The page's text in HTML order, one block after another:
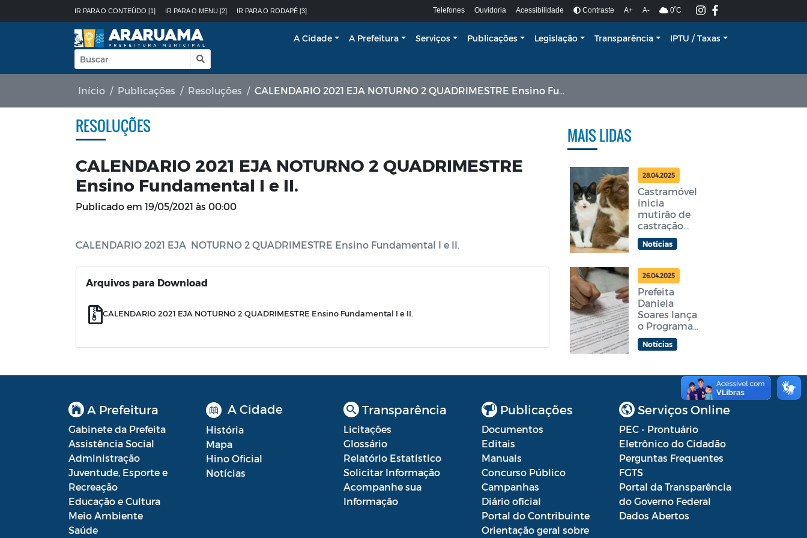
IR PARA O CONTEÚDO [1] IR PARA O MENU [2] IR PARA O RODAPÉ [3] Telefones Ouvidoria Acessibilidade Contraste A+ A- 0ºC
A Cidade A Prefeitura Serviços Publicações Legislação Transparência IPTU / Taxas
Início Publicações Resoluções CALENDARIO 2021 EJA NOTURNO 2 QUADRIMESTRE Ensino Fundamental I e II.
RESOLUÇÕES
CALENDARIO 2021 EJA NOTURNO 2 QUADRIMESTRE
Ensino Fundamental I e II.
Publicado em 19/05/2021 às 00:00
CALENDARIO 2021 EJA NOTURNO 2 QUADRIMESTRE Ensino Fundamental I e II.
Arquivos para Download
CALENDARIO 2021 EJA NOTURNO 2 QUADRIMESTRE Ensino Fundamental I e II.
MAIS LIDAS
28.04.2025
Castramóvel
inicia
mutirão de
castração
gratuita em
Araruama
feira
Notícias
26.04.2025
Prefeita
Daniela
Soares lança
o Programa
Araruama
Aprender +
Notícias
A Prefeitura
Gabinete da Prefeita
Assistência Social
Administração
Juventude, Esporte e
Recreação
Educação e Cultura
Meio Ambiente
Saúde
A Cidade
História
Mapa
Hino Oficial
Notícias
Transparência
Licitações
Glossário
Relatório Estatístico
Solicitar Informação
Acompanhe sua
Informação
Publicações
Documentos
Editais
Manuais
Concurso Público
Campanhas
Diário oficial
Portal do Contribuinte
Orientação geral sobre
Serviços Online
PEC - Prontuário
Eletrônico do Cidadão
Perguntas Frequentes
FGTS
Portal da Transparência
do Governo Federal
Dados Abertos